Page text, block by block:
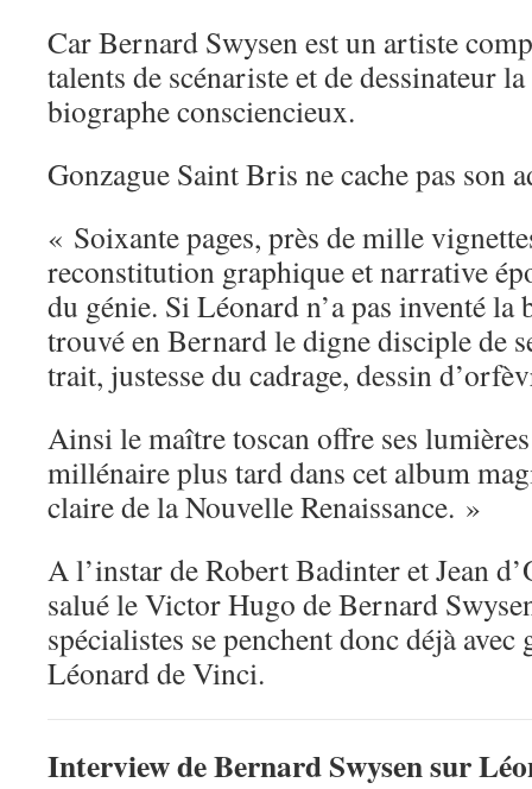
Car Bernard Swysen est un artiste
talents de scénariste et de dessinateur
biographe consciencieux.
Gonzague Saint Bris ne cache pas son
« Soixante pages, près de mille
reconstitution graphique et narrative
du génie. Si Léonard n’a pas inventé la
trouvé en Bernard le digne disciple de
trait, justesse du cadrage, dessin
Ainsi le maître toscan offre ses
millénaire plus tard dans cet album
claire de la Nouvelle Renaissance. »
A l’instar de Robert Badinter et Jean
salué le Victor Hugo de Bernard
spécialistes se penchent donc déjà
Léonard de Vinci.
Interview de Bernard Swysen sur